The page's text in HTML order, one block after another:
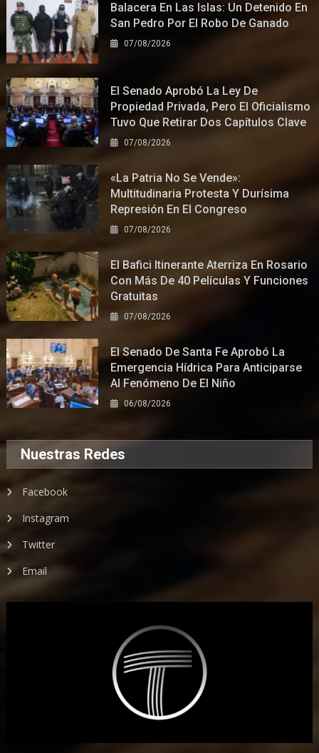
Balacera En Las Islas: Un Detenido En
San Pedro Por El Robo De Ganado
07/08/2026
El Senado Aprobó La Ley De
Propiedad Privada, Pero El Oficialismo
Tuvo Que Retirar Dos Capítulos Clave
07/08/2026
«La Patria No Se Vende»:
Multitudinaria Protesta Y Durísima
Represión En El Congreso
07/08/2026
El Bafici Itinerante Aterriza En Rosario
Con Más De 40 Películas Y Funciones
Gratuitas
07/08/2026
El Senado De Santa Fe Aprobó La
Emergencia Hídrica Para Anticiparse
Al Fenómeno De El Niño
06/08/2026
Nuestras Redes
Facebook
Instagram
Twitter
Email